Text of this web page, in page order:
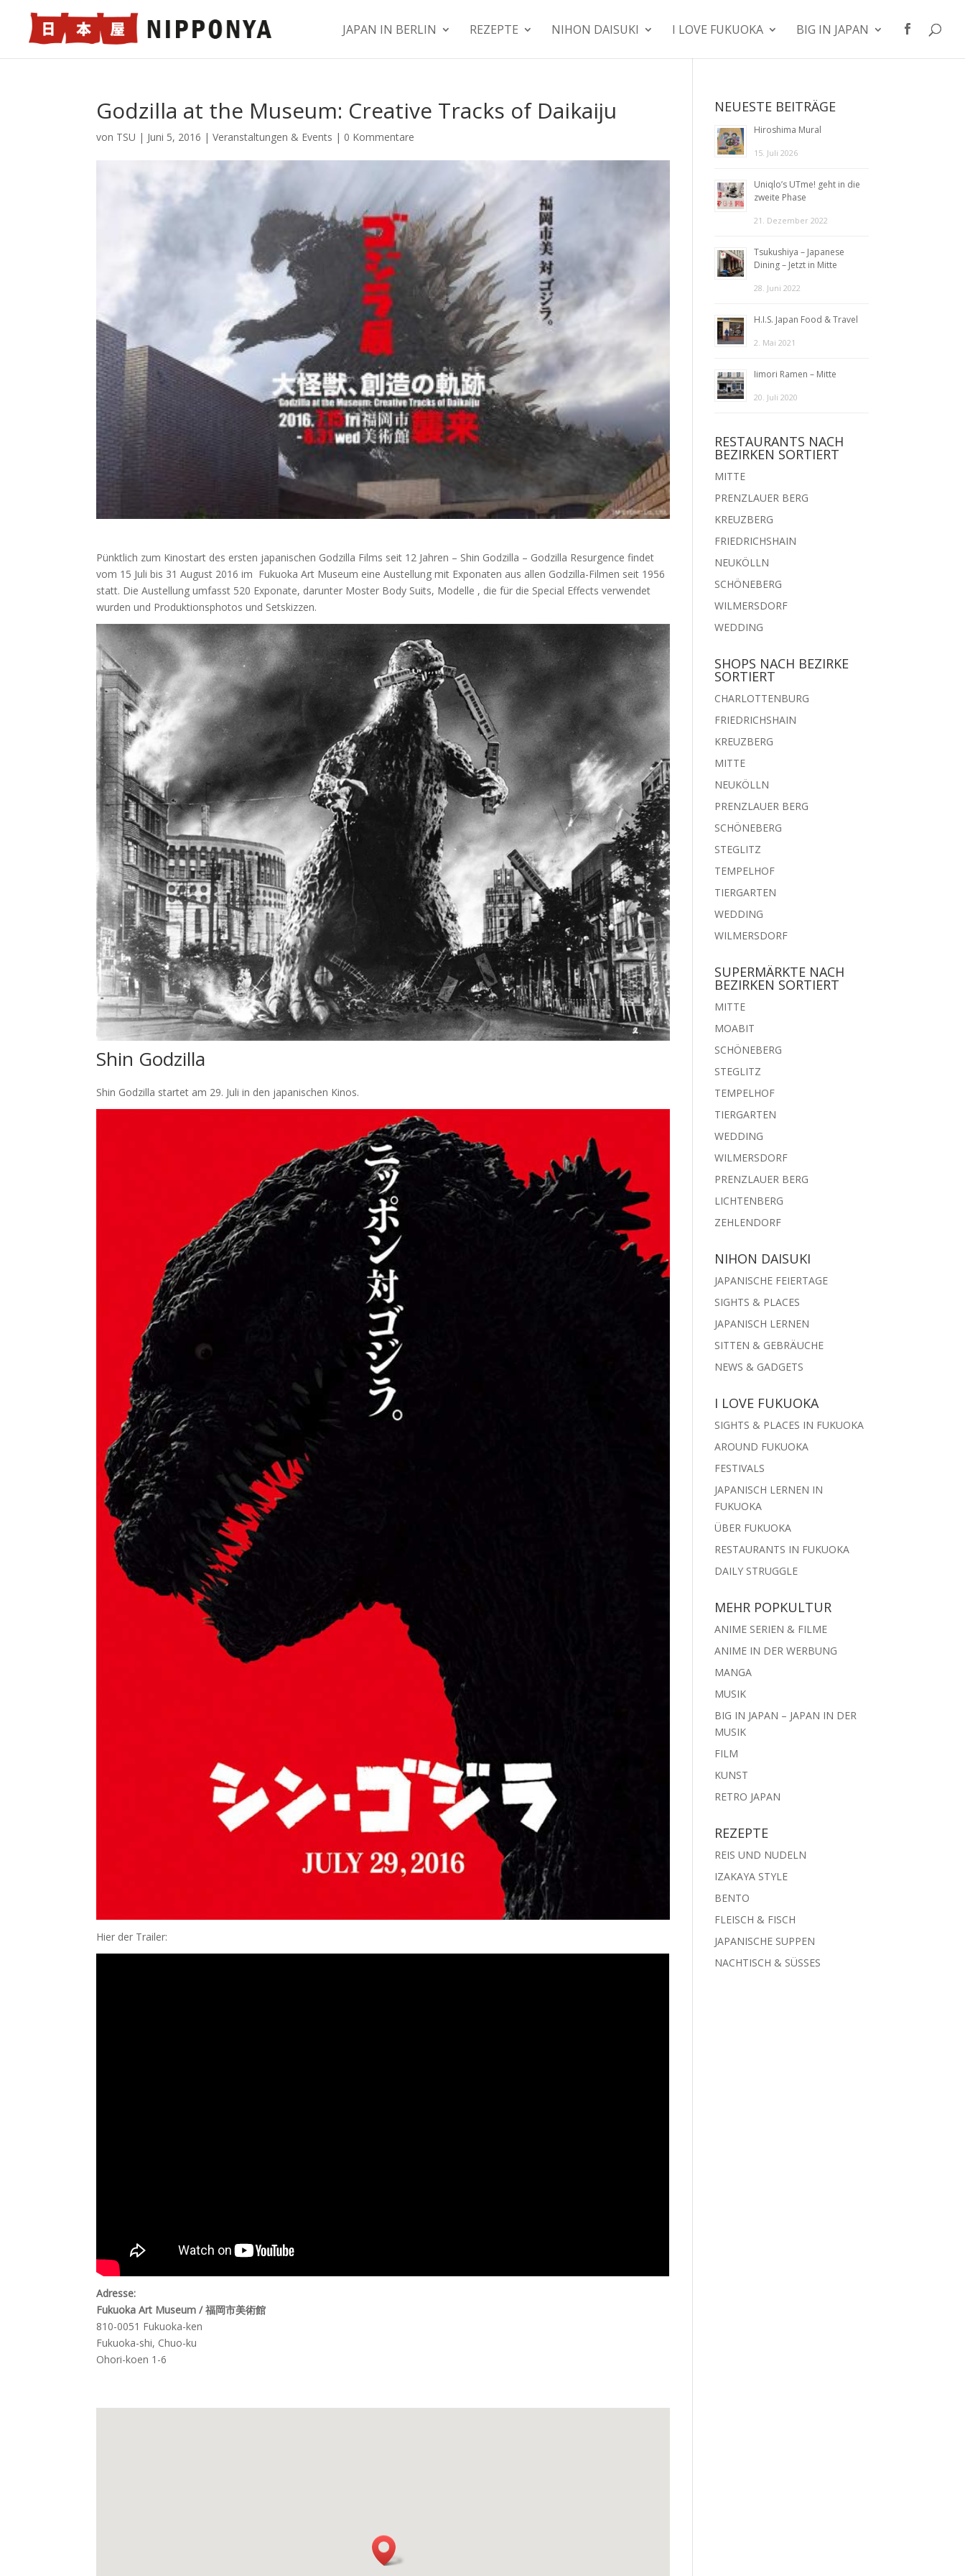
JAPAN IN BERLIN REZEPTE NIHON DAISUKI I LOVE FUKUOKA BIG IN JAPAN
Godzilla at the Museum: Creative Tracks of Daikaiju
von TSU | Juni 5, 2016 |Veranstaltungen & Events | 0 Kommentare
Pünktlich zum Kinostart des ersten japanischen Godzilla Films seit 12 Jahren – Shin Godzilla – Godzilla Resurgence findet
vom 15 Juli bis 31 August 2016 im Fukuoka Art Museum eine Austellung mit Exponaten aus allen Godzilla-Filmen seit 1956
statt. Die Austellung umfasst 520 Exponate, darunter Moster Body Suits, Modelle , die für die Special Effects verwendet
wurden und Produktionsphotos und Setskizzen.
Shin Godzilla
Shin Godzilla startet am 29. Juli in den japanischen Kinos.
Hier der Trailer:
Adresse:
Fukuoka Art Museum / 福岡市美術館
810-0051 Fukuoka-ken
Fukuoka-shi, Chuo-ku
Ohori-koen 1-6
NEUESTE BEITRÄGE
Hiroshima Mural
15. Juli 2026
Uniqlo’s UTme! geht in die
zweite Phase
21. Dezember 2022
Tsukushiya – Japanese
Dining – Jetzt in Mitte
28. Juni 2022
H.I.S. Japan Food & Travel
2. Mai 2021
Iimori Ramen – Mitte
20. Juli 2020
RESTAURANTS NACH
BEZIRKEN SORTIERT
MITTE
PRENZLAUER BERG
KREUZBERG
FRIEDRICHSHAIN
NEUKÖLLN
SCHÖNEBERG
WILMERSDORF
WEDDING
SHOPS NACH BEZIRKE
SORTIERT
CHARLOTTENBURG
FRIEDRICHSHAIN
KREUZBERG
MITTE
NEUKÖLLN
PRENZLAUER BERG
SCHÖNEBERG
STEGLITZ
TEMPELHOF
TIERGARTEN
WEDDING
WILMERSDORF
SUPERMÄRKTE NACH
BEZIRKEN SORTIERT
MITTE
MOABIT
SCHÖNEBERG
STEGLITZ
TEMPELHOF
TIERGARTEN
WEDDING
WILMERSDORF
PRENZLAUER BERG
LICHTENBERG
ZEHLENDORF
NIHON DAISUKI
JAPANISCHE FEIERTAGE
SIGHTS & PLACES
JAPANISCH LERNEN
SITTEN & GEBRÄUCHE
NEWS & GADGETS
I LOVE FUKUOKA
SIGHTS & PLACES IN FUKUOKA
AROUND FUKUOKA
FESTIVALS
JAPANISCH LERNEN IN
FUKUOKA
ÜBER FUKUOKA
RESTAURANTS IN FUKUOKA
DAILY STRUGGLE
MEHR POPKULTUR
ANIME SERIEN & FILME
ANIME IN DER WERBUNG
MANGA
MUSIK
BIG IN JAPAN – JAPAN IN DER
MUSIK
FILM
KUNST
RETRO JAPAN
REZEPTE
REIS UND NUDELN
IZAKAYA STYLE
BENTO
FLEISCH & FISCH
JAPANISCHE SUPPEN
NACHTISCH & SÜSSES